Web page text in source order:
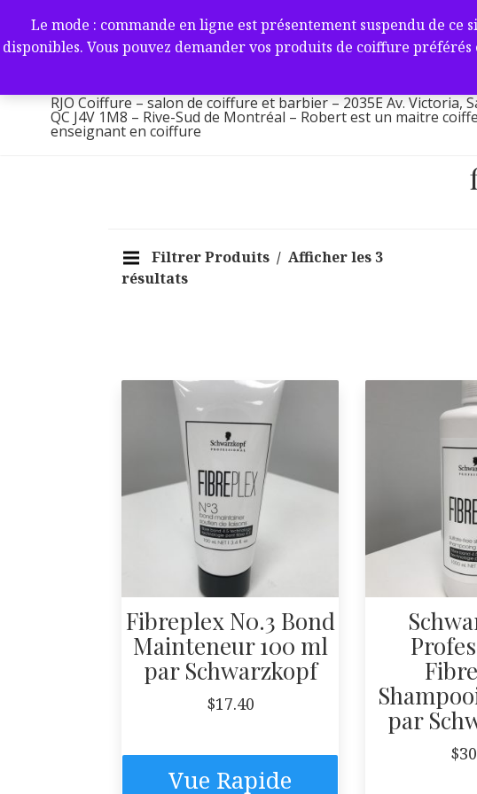
Le mode : commande en ligne est présentement suspendu de
disponibles. Vous pouvez demander vos produits de coiffure
contenu
RJO Coiffure – salon de coiffure
-2035E Av. Victoria, Saint-
RJO Coiffure – salon de coiffure et barbier – 2035E Av. Victoria,
QC J4V 1M8 – Rive-Sud de Montréal – Robert est un maitre
enseignant en coiffure
Filtrer Produits
Afficher les 3
résultats
Fibreplex N0.3 Bond
Mainteneur 100 ml
par Schwarzkopf
$17.40
Vue Rapide
par
$